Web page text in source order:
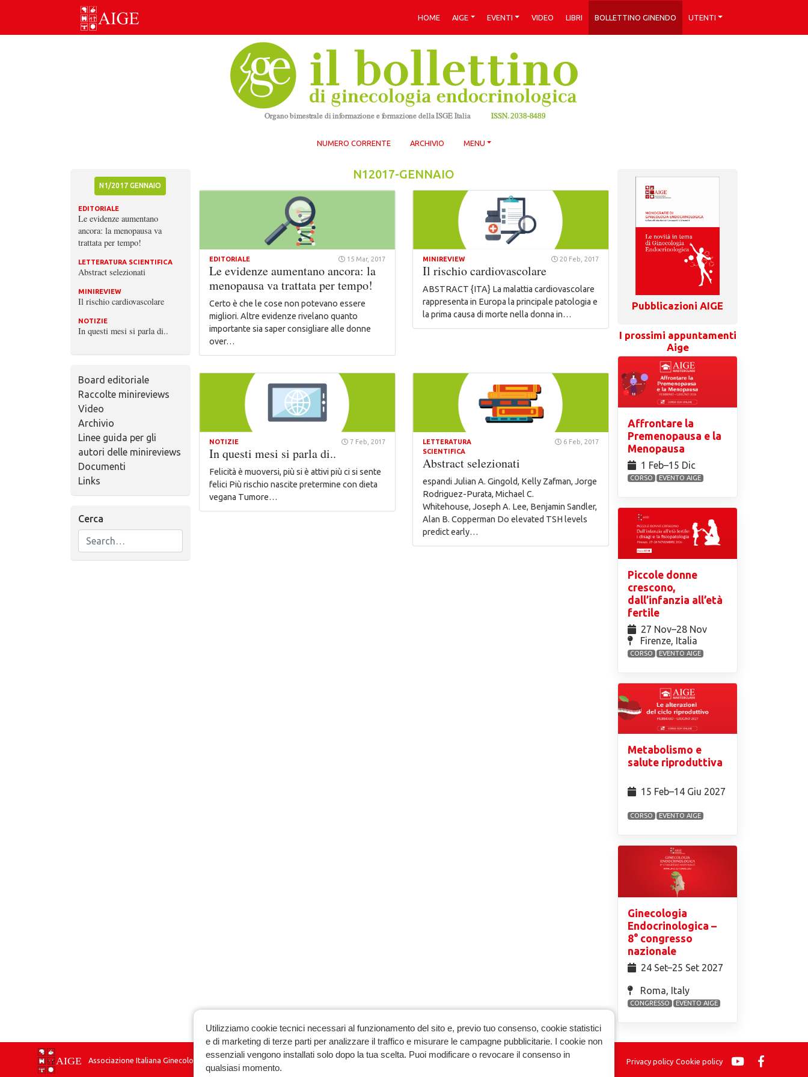
Skip
HOME AIGE EVENTI VIDEO LIBRI BOLLETTINO GINENDO UTENTI
NUMERO CORRENTE ARCHIVIO MENU
N1/2017 GENNAIO
EDITORIALE
Le evidenze aumentano
ancora: la menopausa va
trattata per tempo!
LETTERATURA SCIENTIFICA
Abstract selezionati
MINIREVIEW
Il rischio cardiovascolare
NOTIZIE
In questi mesi si parla di..
Board editoriale
Raccolte minireviews
Video
Archivio
Linee guida per gli
autori delle minireviews
Documenti
Links
Cerca
N12017-GENNAIO
EDITORIALE 15 Mar, 2017
Le evidenze aumentano ancora: la
menopausa va trattata per tempo!
Certo è che le cose non potevano essere
migliori. Altre evidenze rivelano quanto
importante sia saper consigliare alle donne
over…
MINIREVIEW 20 Feb, 2017
Il rischio cardiovascolare
ABSTRACT {ITA} La malattia cardiovascolare
rappresenta in Europa la principale patologia e
la prima causa di morte nella donna in…
NOTIZIE 7 Feb, 2017
In questi mesi si parla di..
Felicità è muoversi, più si è attivi più ci si sente
felici Più rischio nascite pretermine con dieta
vegana Tumore…
LETTERATURA
SCIENTIFICA
6 Feb, 2017
Abstract selezionati
espandi Julian A. Gingold, Kelly Zafman, Jorge
Rodriguez-Purata, Michael C.
Whitehouse, Joseph A. Lee, Benjamin Sandler,
Alan B. Copperman Do elevated TSH levels
predict early…
Pubblicazioni AIGE
I prossimi appuntamenti
Aige
Affrontare la
Premenopausa e la
Menopausa
1 Feb⁠–15 Dic
CORSO EVENTO AIGE
Piccole donne
crescono,
dall’infanzia all’età
fertile
27 Nov⁠–28 Nov
Firenze, Italia
CORSO EVENTO AIGE
Metabolismo e
salute riproduttiva
15 Feb⁠–14 Giu 2027
CORSO EVENTO AIGE
Ginecologia
Endocrinologica –
8° congresso
nazionale
24 Set⁠–25 Set 2027
Roma, Italy
CONGRESSO EVENTO AIGE
Associazione Italiana Ginecologia Endocrinologica Privacy policy Cookie policy
Utilizziamo cookie tecnici necessari al funzionamento del sito e, previo tuo consenso, cookie statistici
e di marketing di terze parti per analizzare il traffico e misurare le campagne pubblicitarie. I cookie non
essenziali vengono installati solo dopo la tua scelta. Puoi modificare o revocare il consenso in
qualsiasi momento.